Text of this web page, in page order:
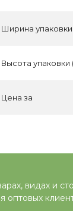
Ширина упаковки
Высота упаковки
Цена за
видах и
оптовых